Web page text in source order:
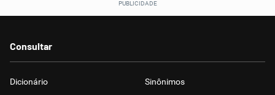
Consultar
Dicionário Sinônimos